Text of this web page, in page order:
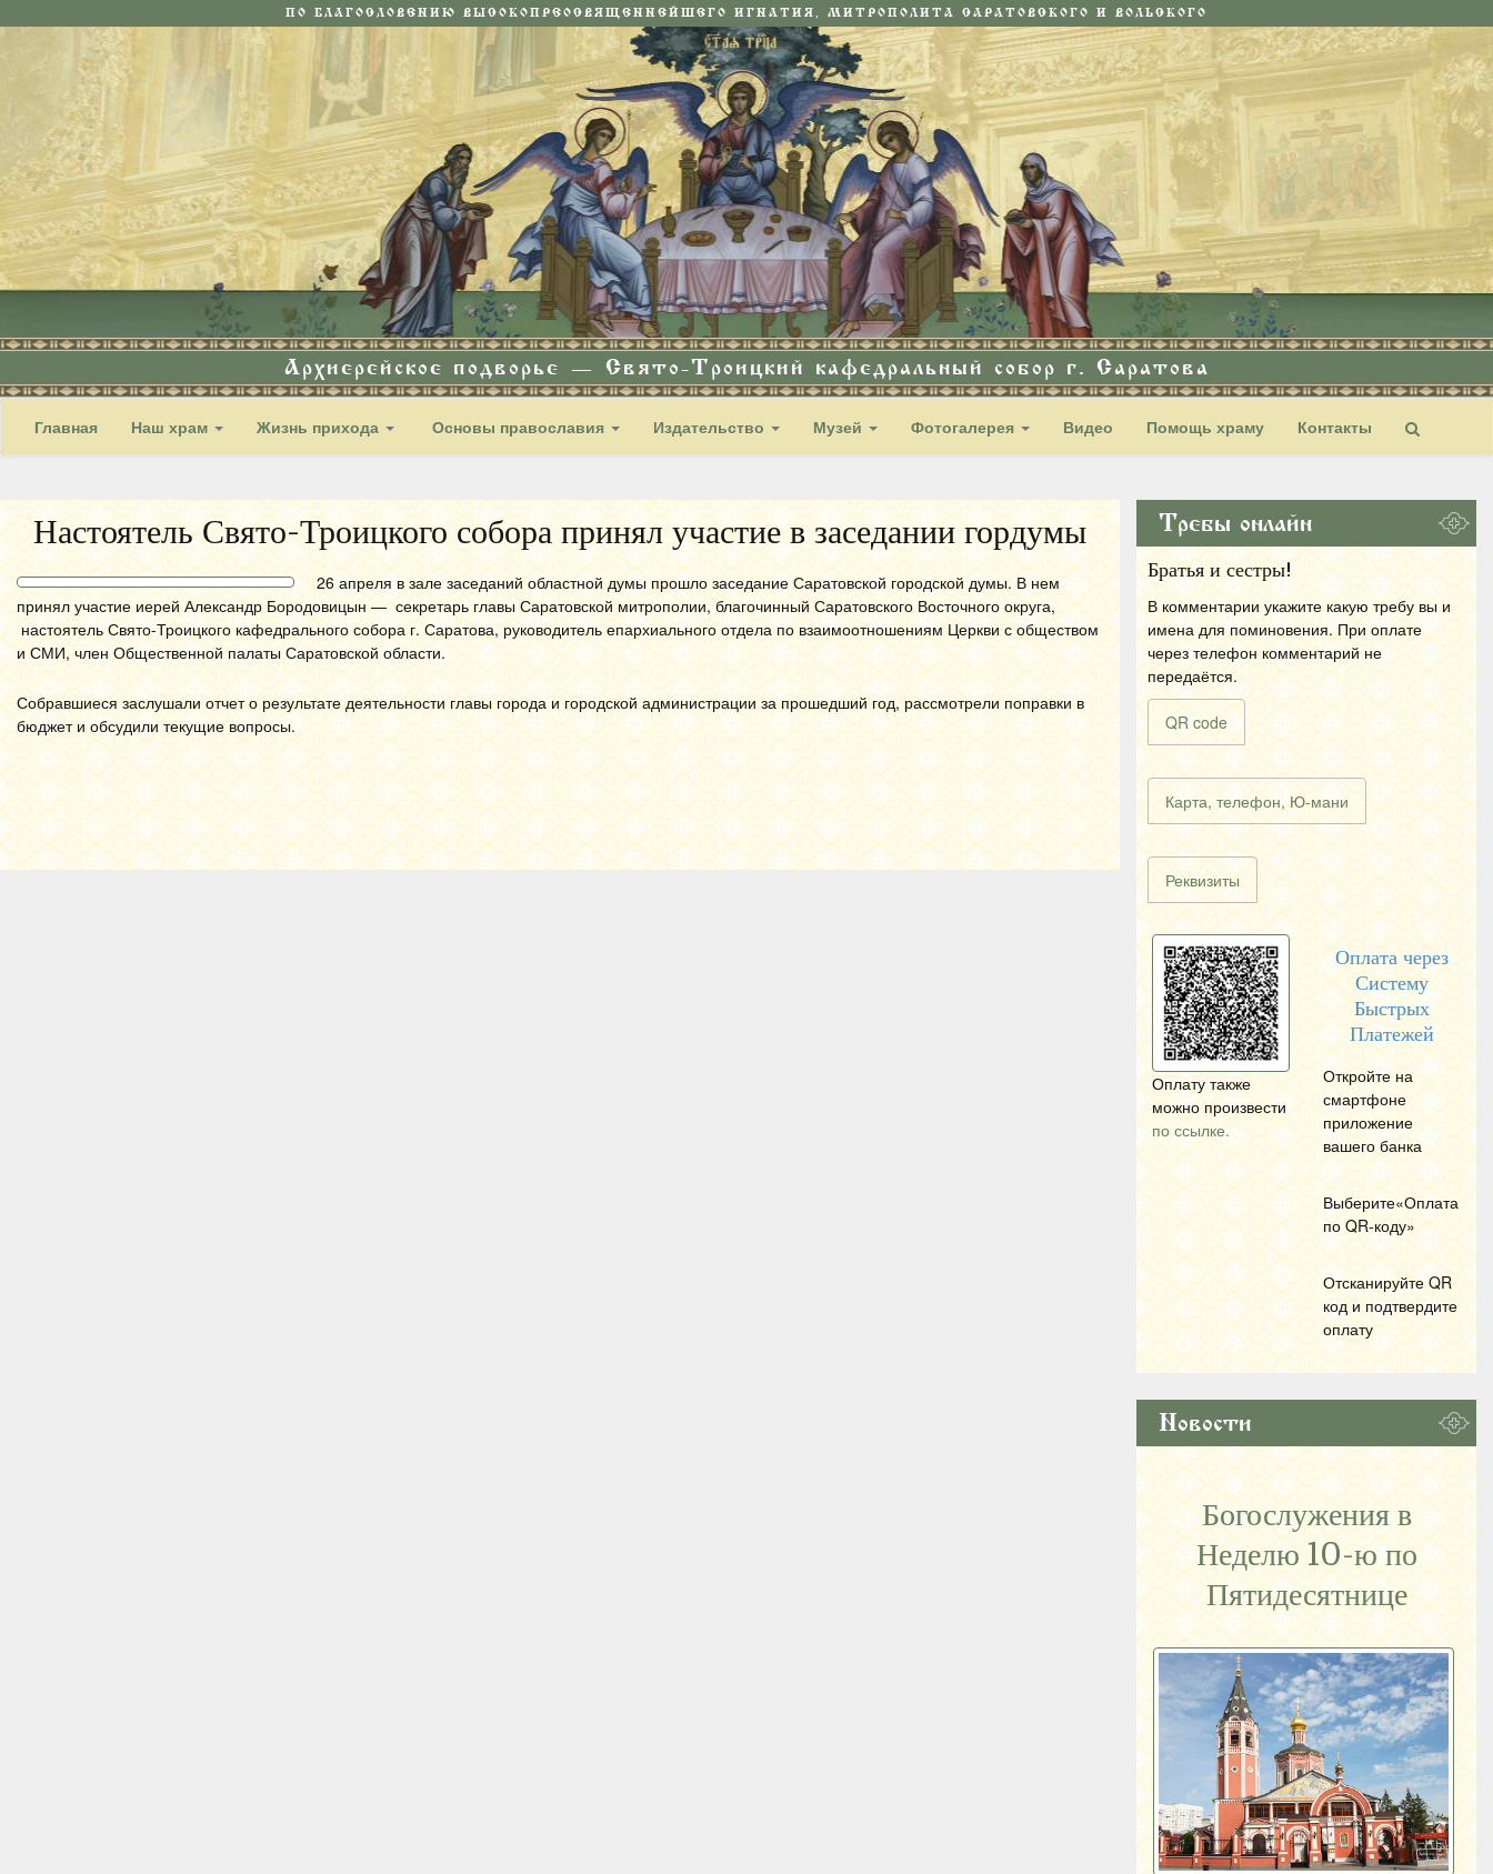
ПО БЛАГОСЛОВЕНИЮ ВЫСОКОПРЕОСВЯЩЕННЕЙШЕГО ИГНАТИЯ, МИТРОПОЛИТА САРАТОВСКОГО И ВОЛЬСКОГО
Архиерейское подворье — Свято-Троицкий кафедральный собор г. Саратова
Главная Наш храм Жизнь прихода Основы православия Издательство Музей Фотогалерея Видео Помощь храму Контакты
Настоятель Свято-Троицкого собора принял участие в заседании гордумы
26 апреля в зале заседаний областной думы прошло заседание Саратовской городской думы. В нем
принял участие иерей Александр Бородовицын — секретарь главы Саратовской митрополии, благочинный Саратовского Восточного округа,
настоятель Свято-Троицкого кафедрального собора г. Саратова, руководитель епархиального отдела по взаимоотношениям Церкви с обществом
и СМИ, член Общественной палаты Саратовской области.
Собравшиеся заслушали отчет о результате деятельности главы города и городской администрации за прошедший год, рассмотрели поправки в
бюджет и обсудили текущие вопросы.
Требы онлайн
Братья и сестры!
В комментарии укажите какую требу вы и
имена для поминовения. При оплате
через телефон комментарий не
передаётся.
QR code
Карта, телефон, Ю-мани
Реквизиты
Оплату также
можно произвести
по ссылке.
Оплата через
Систему
Быстрых
Платежей
Откройте на
смартфоне
приложение
вашего банка
Выберите«Оплата
по QR-коду»
Отсканируйте QR
код и подтвердите
оплату
Новости
Богослужения в
Неделю 10-ю по
Пятидесятнице